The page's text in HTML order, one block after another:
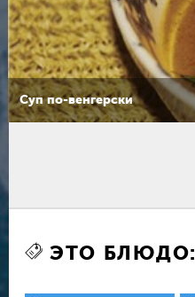
Суп по-венгерски
ЭТО БЛЮДО: